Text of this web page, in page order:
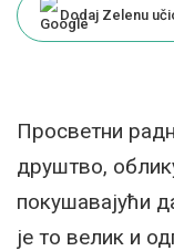
Dodaj Zelenu
Просветни
друштво,
покушавајући
је то велик и